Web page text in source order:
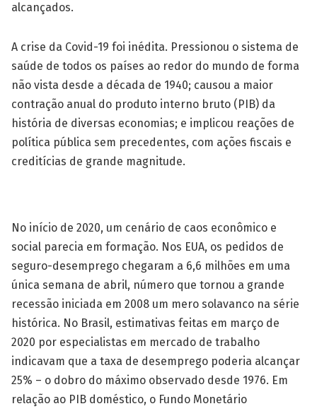
alcançados.
A crise da Covid-19 foi inédita. Pressionou o sistema de
saúde de todos os países ao redor do mundo de forma
não vista desde a década de 1940; causou a maior
contração anual do produto interno bruto (PIB) da
história de diversas econo­mias; e implicou reações de
política pública sem precedentes, com ações fiscais e
creditícias de grande magnitude.
No início de 2020, um cenário de caos econômico e
social parecia em forma­ção. Nos EUA, os pedidos de
seguro-desemprego chegaram a 6,6 milhões em uma
única semana de abril, número que tornou a grande
recessão iniciada em 2008 um mero solavanco na série
histórica. No Brasil, estimativas feitas em março de
2020 por especialistas em mercado de tra­balho
indicavam que a taxa de desemprego poderia alcançar
25% – o dobro do máximo observado desde 1976. Em
relação ao PIB doméstico, o Fundo Monetário